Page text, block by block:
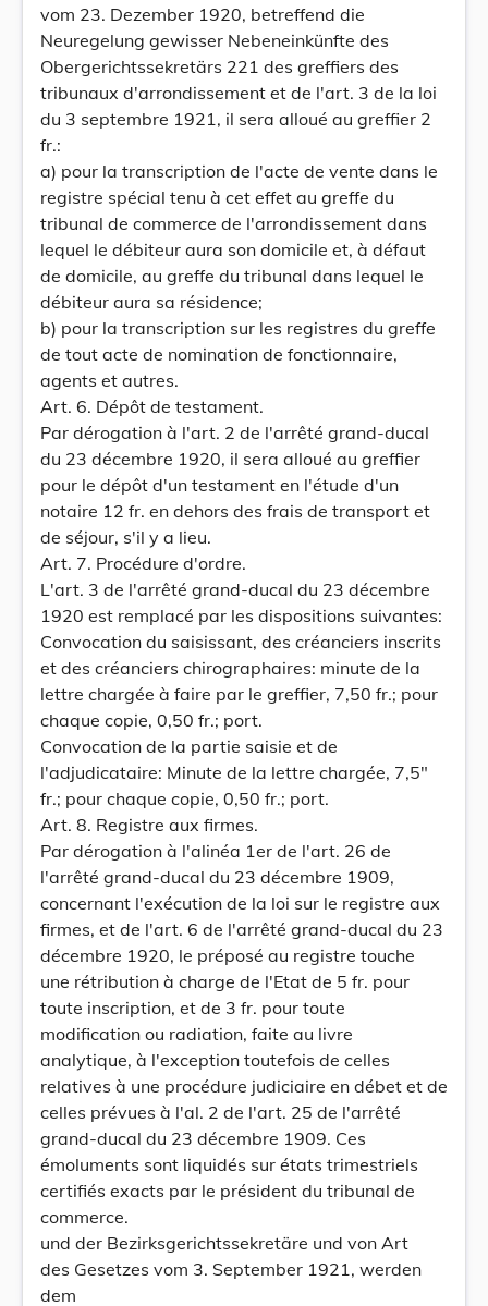
vom 23. Dezember 1920, betreffend die
Neuregelung gewisser Nebeneinkünfte des
Obergerichtssekretärs 221 des greffiers des
tribunaux d'arrondissement et de l'art. 3 de la loi
du 3 septembre 1921, il sera alloué au greffier 2
fr.:
a) pour la transcription de l'acte de vente dans le
registre spécial tenu à cet effet au greffe du
tribunal de commerce de l'arrondissement dans
lequel le débiteur aura son domicile et, à défaut
de domicile, au greffe du tribunal dans lequel le
débiteur aura sa résidence;
b) pour la transcription sur les registres du greffe
de tout acte de nomination de fonctionnaire,
agents et autres.
Art. 6. Dépôt de testament.
Par dérogation à l'art. 2 de l'arrêté grand-ducal
du 23 décembre 1920, il sera alloué au greffier
pour le dépôt d'un testament en l'étude d'un
notaire 12 fr. en dehors des frais de transport et
de séjour, s'il y a lieu.
Art. 7. Procédure d'ordre.
L'art. 3 de l'arrêté grand-ducal du 23 décembre
1920 est remplacé par les dispositions suivantes:
Convocation du saisissant, des créanciers inscrits
et des créanciers chirographaires: minute de la
lettre chargée à faire par le greffier, 7,50 fr.; pour
chaque copie, 0,50 fr.; port.
Convocation de la partie saisie et de
l'adjudicataire: Minute de la lettre chargée, 7,5"
fr.; pour chaque copie, 0,50 fr.; port.
Art. 8. Registre aux firmes.
Par dérogation à l'alinéa 1er de l'art. 26 de
l'arrêté grand-ducal du 23 décembre 1909,
concernant l'exécution de la loi sur le registre aux
firmes, et de l'art. 6 de l'arrêté grand-ducal du 23
décembre 1920, le préposé au registre touche
une rétribution à charge de l'Etat de 5 fr. pour
toute inscription, et de 3 fr. pour toute
modification ou radiation, faite au livre
analytique, à l'exception toutefois de celles
relatives à une procédure judiciaire en débet et de
celles prévues à l'al. 2 de l'art. 25 de l'arrêté
grand-ducal du 23 décembre 1909. Ces
émoluments sont liquidés sur états trimestriels
certifiés exacts par le président du tribunal de
commerce.
und der Bezirksgerichtssekretäre und von Art
des Gesetzes vom 3. September 1921, werden
dem